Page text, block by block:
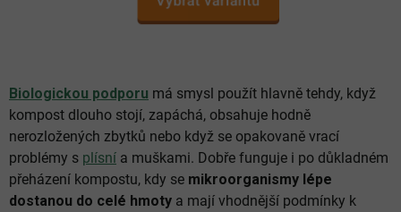
Biologickou podporu má smysl použít hlavně tehdy, když
kompost dlouho stojí, zapáchá, obsahuje hodně
nerozložených zbytků nebo když se opakovaně vrací
problémy s plísní a muškami. Dobře funguje i po důkladném
přeházení kompostu, kdy se mikroorganismy lépe
dostanou do celé hmoty a mají vhodnější podmínky k